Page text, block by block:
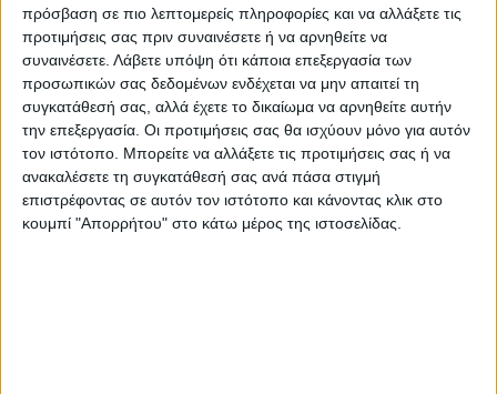
πρόσβαση σε πιο λεπτομερείς πληροφορίες και να αλλάξετε τις
προτιμήσεις σας πριν συναινέσετε ή να αρνηθείτε να
συναινέσετε. Λάβετε υπόψη ότι κάποια επεξεργασία των
προσωπικών σας δεδομένων ενδέχεται να μην απαιτεί τη
συγκατάθεσή σας, αλλά έχετε το δικαίωμα να αρνηθείτε αυτήν
την επεξεργασία. Οι προτιμήσεις σας θα ισχύουν μόνο για αυτόν
τον ιστότοπο. Μπορείτε να αλλάξετε τις προτιμήσεις σας ή να
ανακαλέσετε τη συγκατάθεσή σας ανά πάσα στιγμή
επιστρέφοντας σε αυτόν τον ιστότοπο και κάνοντας κλικ στο
κουμπί "Απορρήτου" στο κάτω μέρος της ιστοσελίδας.
ΠΑΡΟΜΟΙΑ ΑΡΘΡΑ